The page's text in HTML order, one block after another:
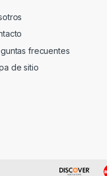
frecuentes
de sitio